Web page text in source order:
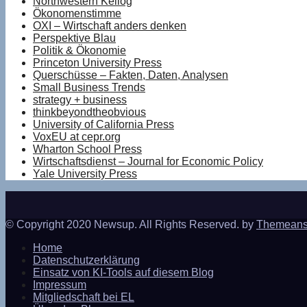
Ökonomenstimme
OXI – Wirtschaft anders denken
Perspektive Blau
Politik & Ökonomie
Princeton University Press
Querschüsse – Fakten, Daten, Analysen
Small Business Trends
strategy + business
thinkbeyondtheobvious
University of California Press
VoxEU at cepr.org
Wharton School Press
Wirtschaftsdienst – Journal for Economic Policy
Yale University Press
© Copyright 2020 Newsup. All Rights Reserved. by
Home
Datenschutzerklärung
Einsatz von KI-Tools auf diesem Blog
Impressum
Mitgliedschaft bei EL